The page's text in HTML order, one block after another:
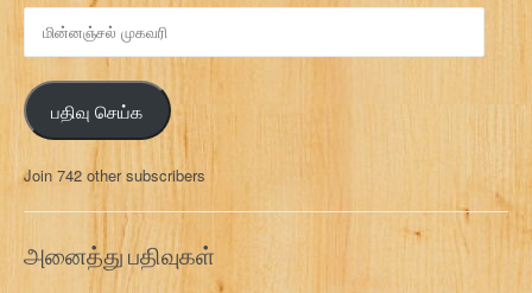
ன
ஞ்
ச
ல்
க
வ
பதிவு செய்க
Join 742 other subscribers
அனைத்து பதிவுகள்